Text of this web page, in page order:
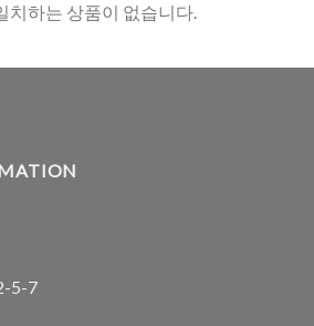
치하는 상품이 없습니다.
5-7